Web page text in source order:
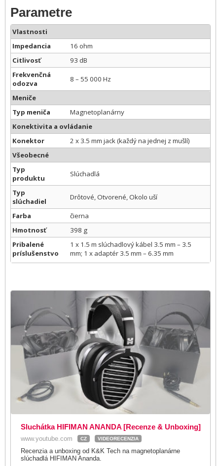
Parametre
Vlastnosti
Impedancia
16 ohm
Citlivosť
93 dB
Frekvenčná
odozva
8 – 55 000 Hz
Meniče
Typ meniča
Magnetoplanárny
Konektivita a ovládanie
Konektor
2 x 3.5 mm jack (každý na jednej z mušlí)
Všeobecné
Typ
produktu
Slúchadlá
Typ
slúchadiel
Drôtové, Otvorené, Okolo uší
Farba
čierna
Hmotnosť
398 g
Pribalené
príslušenstvo
1 x 1.5 m slúchadlový kábel 3.5 mm – 3.5
mm; 1 x adaptér 3.5 mm – 6.35 mm
Sluchátka HIFIMAN ANANDA [Recenze & Unboxing]
www.youtube.com CZ VIDEORECENZIA
Recenzia a unboxing od K&K Tech na magnetoplanárne
slúchadlá HIFIMAN Ananda.